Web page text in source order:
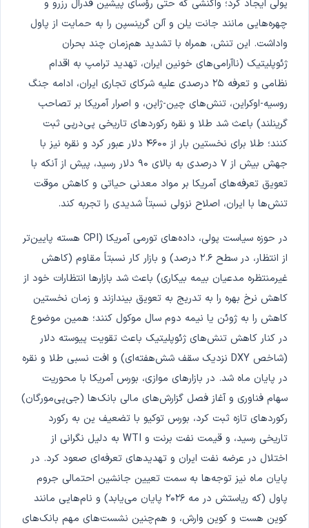
پولی ایجاد کرد؛ واکنشی که حتی رؤسای پیشین فدرال رزرو و
چهره‌هایی مانند جانت یلن و آلن گرینسپن را به حمایت از پاول
واداشت. این تنش، همراه با تشدید هم‌زمان چند بحران
ژئوپلیتیک (ناآرامی‌های خونین ایران، تهدید ترامپ به اقدام
نظامی و تعرفه ۲۵ درصدی علیه شرکای تجاری ایران، ادامه جنگ
روسیه-اوکراین، تنش‌های چین-ژاپن، و اصرار آمریکا بر تصاحب
گرینلند) باعث شد طلا و نقره رکوردهای تاریخی پی‌درپی ثبت
کنند؛ طلا برای نخستین بار از ۴۶۰۰ دلار عبور کرد و نقره نیز با
جهش بیش از ۷ درصدی به بالای ۹۰ دلار رسید، پیش از آنکه با
تعویق تعرفه‌های آمریکا بر مواد معدنی حیاتی و کاهش موقت
تنش‌ها با ایران، اصلاح نزولی نسبتاً شدیدی را تجربه کند.
در حوزه سیاست پولی، داده‌های تورمی آمریکا (CPI هسته پایین‌تر
از انتظار، در سطح ۲.۶ درصد) و بازار کار نسبتاً مقاوم (کاهش
غیرمنتظره مدعیان بیمه بیکاری) باعث شد بازارها انتظارات خود از
کاهش نرخ بهره را به تدریج به تعویق بیندازند و زمان نخستین
کاهش را به ژوئن یا نیمه دوم سال موکول کنند؛ همین موضوع
در کنار کاهش تنش‌های ژئوپلیتیک باعث تقویت پیوسته دلار
(شاخص DXY نزدیک سقف شش‌هفته‌ای) و افت نسبی طلا و نقره
در پایان ماه شد. در بازارهای موازی، بورس آمریکا با محوریت
سهام فناوری و آغاز فصل گزارش‌های مالی بانک‌ها (جی‌پی‌مورگان)
رکوردهای تازه ثبت کرد، بورس توکیو با تضعیف ین به رکورد
تاریخی رسید، و قیمت نفت برنت و WTI به دلیل نگرانی از
اختلال در عرضه نفت ایران و تهدیدهای تعرفه‌ای صعود کرد. در
پایان ماه نیز توجه‌ها به سمت تعیین جانشین احتمالی جروم
پاول (که ریاستش در مه ۲۰۲۶ پایان می‌یابد) و نام‌هایی مانند
کوین هست و کوین وارش، و هم‌چنین نشست‌های مهم بانک‌های